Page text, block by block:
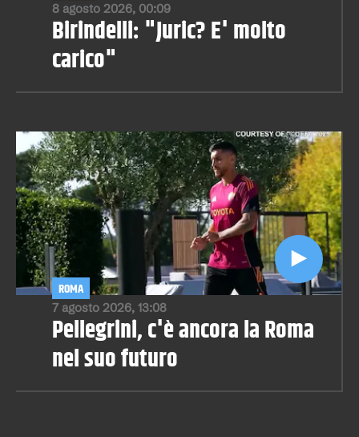
8 agosto 2026, 00:09
Birindelli: "Juric? E' molto
carico"
7 agosto 2026, 13:08
ROMA
Pellegrini, c'è ancora la Roma
nel suo futuro